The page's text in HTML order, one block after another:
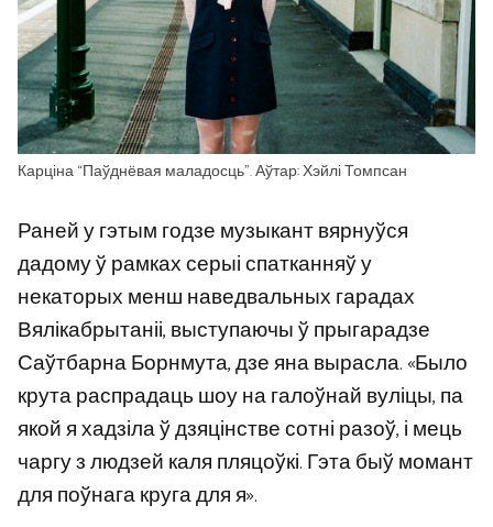
Карціна “Паўднёвая маладосць”. Аўтар: Хэйлі Томпсан
Раней у гэтым годзе музыкант вярнуўся
дадому ў рамках серыі спатканняў у
некаторых менш наведвальных гарадах
Вялікабрытаніі, выступаючы ў прыгарадзе
Саўтбарна Борнмута, дзе яна вырасла. «Было
крута распрадаць шоу на галоўнай вуліцы, па
якой я хадзіла ў дзяцінстве сотні разоў, і мець
чаргу з людзей каля пляцоўкі. Гэта быў момант
для поўнага круга для я».